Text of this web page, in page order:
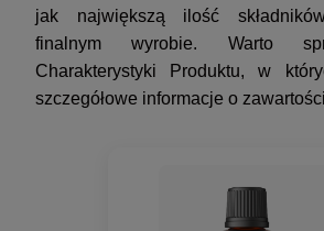
jak największą ilość
finalnym wyrobie. Warto
Charakterystyki Produktu, w
szczegółowe informacje o